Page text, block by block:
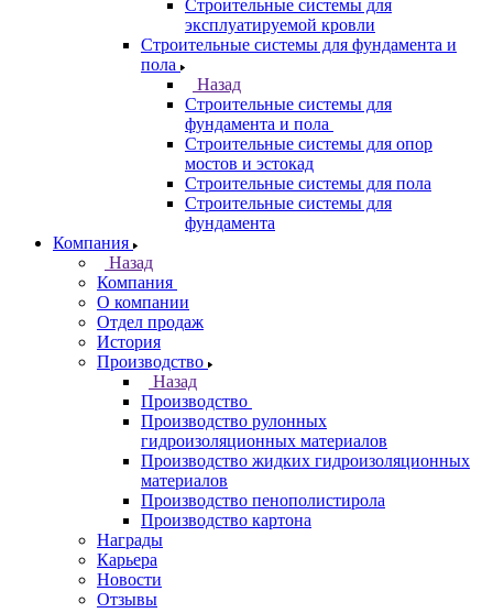
Строительные системы для
эксплуатируемой кровли
Строительные системы для фундамента и
пола
Назад
Строительные системы для
фундамента и пола
Строительные системы для опор
мостов и эстокад
Строительные системы для пола
Строительные системы для
фундамента
Компания
Назад
Компания
О компании
Отдел продаж
История
Производство
Назад
Производство
Производство рулонных
гидроизоляционных материалов
Производство жидких гидроизоляционных
материалов
Производство пенополистирола
Производство картона
Награды
Карьера
Новости
Отзывы